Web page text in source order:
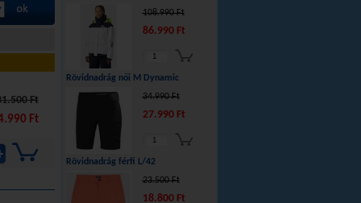
Ft
Ft
108.990 Ft
86.990 Ft
Rövidnadrág női M Dynamic
34.990 Ft
27.990 Ft
Rövidnadrág férfi L/42
23.500 Ft
18.800 Ft